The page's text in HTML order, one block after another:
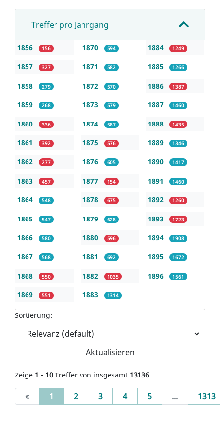
Treffer pro Jahrgang
1856 156
1857 327
1858 279
1859 268
1860 336
1861 392
1862 277
1863 457
1864 548
1865 547
1866 580
1867 568
1868 550
1869 551
1870 594
1871 582
1872 570
1873 579
1874 587
1875 576
1876 605
1877 154
1878 675
1879 628
1880 596
1881 692
1882 1035
1883 1314
1884 1249
1885 1266
1886 1387
1887 1460
1888 1435
1889 1346
1890 1417
1891 1460
1892 1260
1893 1723
1894 1908
1895 1672
1896 1561
Sortierung:
Aktualisieren
Zeige 1 - 10 Treffer von insgesamt 13136
« 1 (current)
2 3 4 5 ... 1313